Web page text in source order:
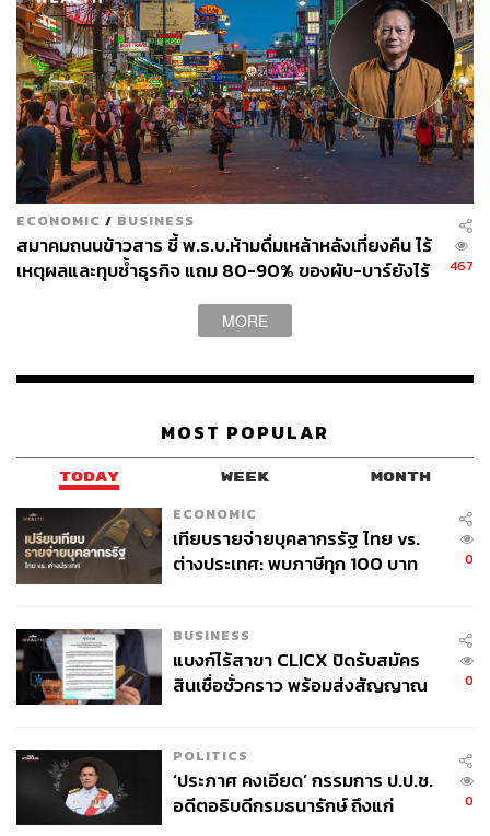
ABOUT THE AUTHOR
เกณิกา รวยธนพานิช
นักเขียนผู้ชื่นชอบการพูดคุยเรื่องวัฒนธรรม
อาหาร งานศิลปะ และการวิ่งมาราธอน
ECONOMIC / BUSINESS
สมาคมถนนข้าวสาร ชี้ พ.ร.บ.ห้ามดื่มเหล้าหลังเที่ยงคืน ไร้
เหตุผลและทุบซ้ำธุรกิจ แถม 80-90% ของผับ-บาร์ยังไร้
467
MORE
MOST POPULAR
TODAY WEEK MONTH
ECONOMIC
เทียบรายจ่ายบุคลากรรัฐ ไทย vs.
ต่างประเทศ: พบภาษีทุก 100 บาท
0
BUSINESS
แบงก์ไร้สาขา CLICX ปิดรับสมัคร
สินเชื่อชั่วคราว พร้อมส่งสัญญาณ
0
POLITICS
‘ประภาศ คงเอียด’ กรรมการ ป.ป.ช.
อดีตอธิบดีกรมธนารักษ์ ถึงแก่
0